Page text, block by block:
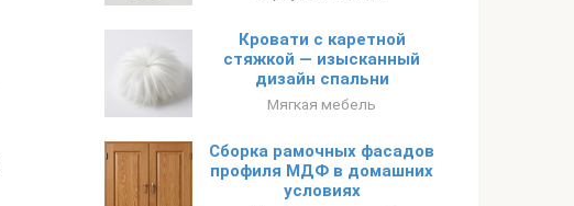
Кровати с каретной
стяжкой — изысканный
дизайн спальни
Мягкая мебель
Сборка рамочных фасадов
профиля МДФ в домашних
условиях